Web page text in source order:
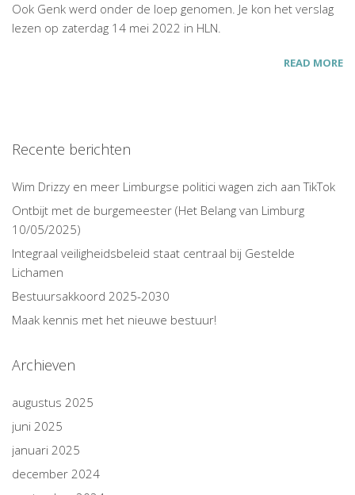
Ook Genk werd onder de loep genomen. Je kon het verslag
lezen op zaterdag 14 mei 2022 in HLN.
READ MORE
Recente berichten
Wim Drizzy en meer Limburgse politici wagen zich aan TikTok
Ontbijt met de burgemeester (Het Belang van Limburg
10/05/2025)
Integraal veiligheidsbeleid staat centraal bij Gestelde
Lichamen
Bestuursakkoord 2025-2030
Maak kennis met het nieuwe bestuur!
Archieven
augustus 2025
juni 2025
januari 2025
december 2024